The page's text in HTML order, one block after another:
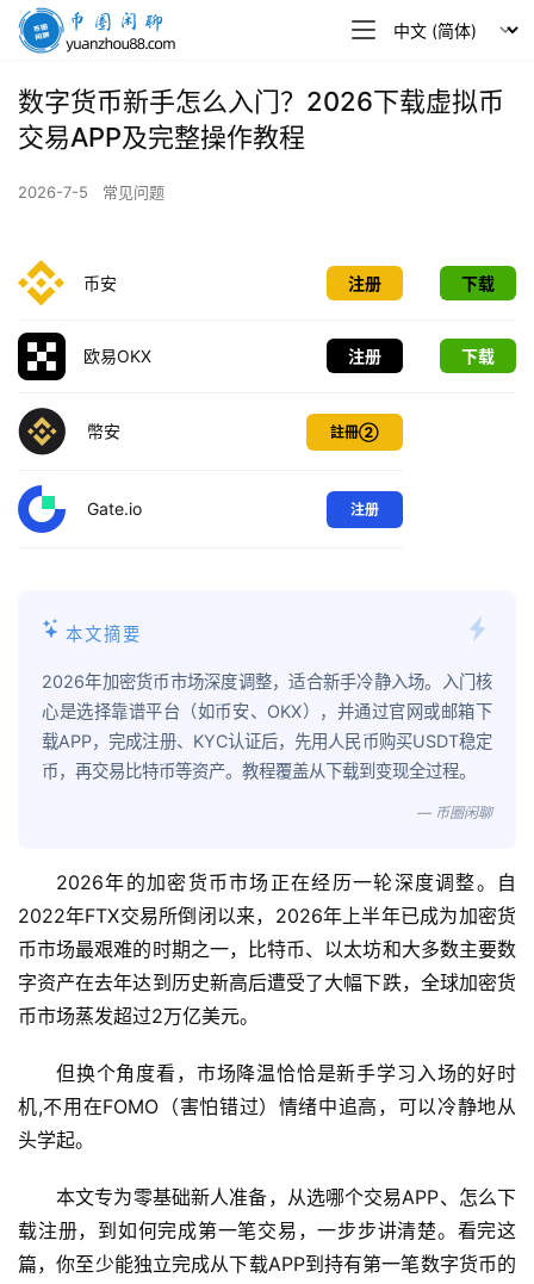
币
闲
聊
数字货币新手怎么入门？2026下载虚拟币
交易APP及完整操作教程
2026-7-5 常见问题
币安 注册 下载
欧易OKX 注册 下载
幣安 註冊②
Gate.io 注册
本文摘要
2026年加密货币市场深度调整，适合新手冷静入场。入门核
心是选择靠谱平台（如币安、OKX），并通过官网或邮箱下
载APP，完成注册、KYC认证后，先用人民币购买USDT稳定
币，再交易比特币等资产。教程覆盖从下载到变现全过程。
— 币圈闲聊
2026年的加密货币市场正在经历一轮深度调整。自
2022年FTX交易所倒闭以来，2026年上半年已成为加密货
币市场最艰难的时期之一，比特币、以太坊和大多数主要数
字资产在去年达到历史新高后遭受了大幅下跌，全球加密货
币市场蒸发超过2万亿美元。
但换个角度看，市场降温恰恰是新手学习入场的好时
机,不用在FOMO（害怕错过）情绪中追高，可以冷静地从
头学起。
本文专为零基础新人准备，从选哪个交易APP、怎么下
载注册，到如何完成第一笔交易，一步步讲清楚。看完这
篇，你至少能独立完成从下载APP到持有第一笔数字货币的